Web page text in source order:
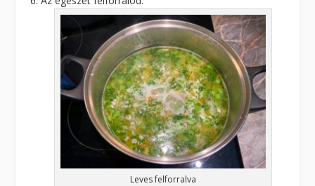
Leves felforralva